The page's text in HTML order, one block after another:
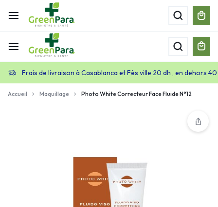
Frais de livraison à Casablanca et Fès ville 20 dh , en dehors
Accueil Maquillage Photo White Correcteur Face Fluide N°12